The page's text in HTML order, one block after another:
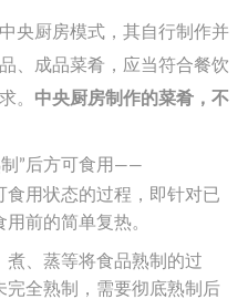
央厨房模式，其自行制作并
、成品菜肴，应当符合餐饮
。 中央厨房制作的菜肴，不
制”后方可食用——
食用状态的过程，即针对已
前的简单复热。
煮、蒸等将食品熟制的过
完全熟制，需要彻底熟制后